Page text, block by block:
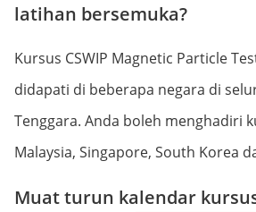
latihan bersemuka?
Kursus CSWIP Magnetic Particle
didapati di beberapa negara di
Tenggara. Anda boleh menghadiri
Malaysia, Singapore, South Korea
Muat turun kalendar